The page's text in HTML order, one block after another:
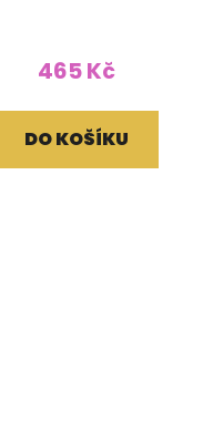
465 Kč
DO KOŠÍKU